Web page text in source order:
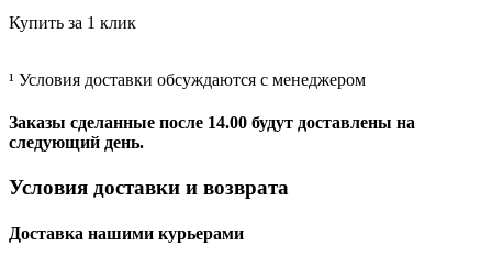
Купить за 1 клик
¹ Условия доставки обсуждаются с менеджером
Заказы сделанные после 14.00 будут доставлены на
следующий день.
Условия доставки и возврата
Доставка нашими курьерами